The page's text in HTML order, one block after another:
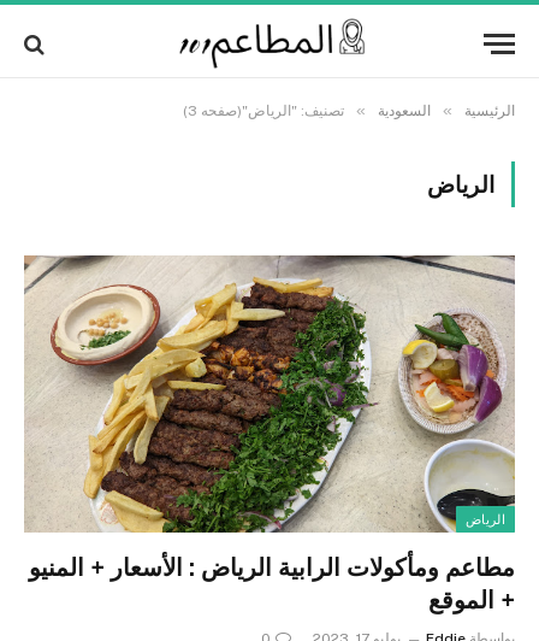
الرئيسية » السعودية » تصنيف: "الرياض"(صفحه 3)
الرياض
الرياض
مطاعم ومأكولات الرابية الرياض : الأسعار + المنيو
+ الموقع
We pay contributors for authorship.
Content may not be reviewed daily.
Gambling, betting, casino, or CBD are not